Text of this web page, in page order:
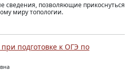
сведения, позволяющие прикоснуться
миру топологии.
подготовке к ОГЭ по